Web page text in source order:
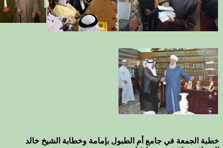
خطبة الجمعة في جامع أم الطبول بإمامة وخطابة الشيخ خالد